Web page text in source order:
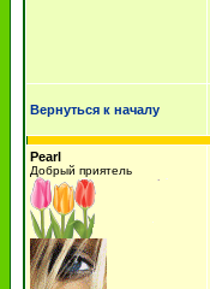
Вернуться к началу
Pearl
Добрый приятель